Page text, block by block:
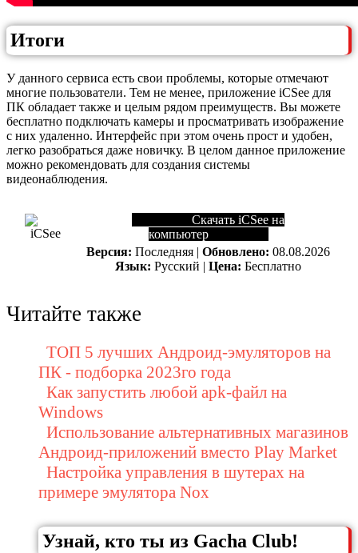
Итоги
У данного сервиса есть свои проблемы, которые отмечают
многие пользователи. Тем не менее, приложение iCSee для
ПК обладает также и целым рядом преимуществ. Вы можете
бесплатно подключать камеры и просматривать изображение
с них удаленно. Интерфейс при этом очень прост и удобен,
легко разобраться даже новичку. В целом данное приложение
можно рекомендовать для создания системы
видеонаблюдения.
Скачать iCSee на
компьютер
Версия: Последняя | Обновлено: 08.08.2026
Язык: Русский | Цена: Бесплатно
Читайте также
ТОП 5 лучших Андроид-эмуляторов на
ПК - подборка 2023го года
Как запустить любой apk-файл на
Windows
Использование альтернативных магазинов
Андроид-приложений вместо Play Market
Настройка управления в шутерах на
примере эмулятора Nox
Узнай, кто ты из Gacha Club!